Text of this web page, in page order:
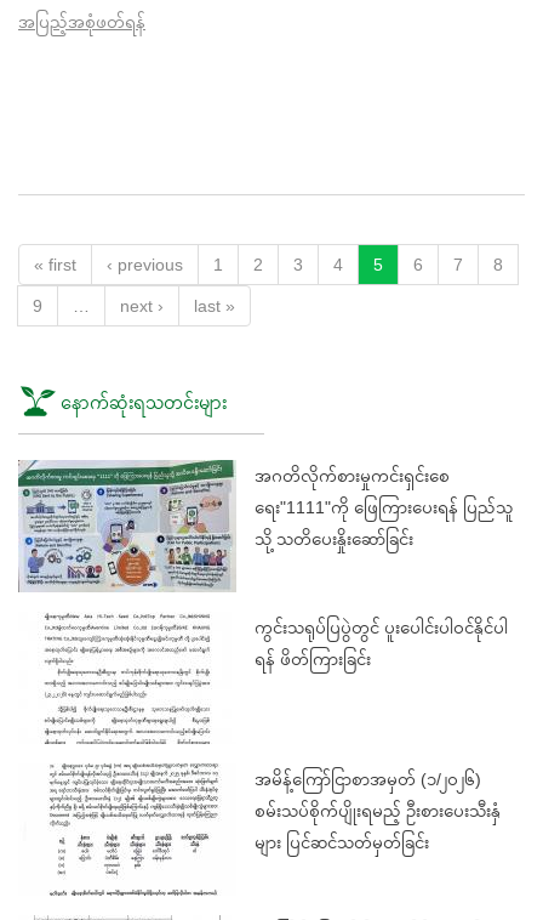
အပြည့်အစုံဖတ်ရန်
« first ‹ previous 1 2 3 4 5 6 7 8
9 next › last »
နောက်ဆုံးရသတင်းများ
အဂတိလိုက်စားမှုကင်းရှင်းစေ
ရေး"1111"ကို ဖြေကြားပေးရန် ပြည်သူ
သို့ သတိပေးနှိုးဆော်ခြင်း
ကွင်းသရုပ်ပြပွဲတွင် ပူးပေါင်းပါဝင်နိုင်ပါ
ရန် ဖိတ်ကြားခြင်း
အမိန့်ကြော်ငြာစာအမှတ် (၁/၂၀၂၆)
စမ်းသပ်စိုက်ပျိုးရမည့် ဦးစားပေးသီးနှံ
များ ပြင်ဆင်သတ်မှတ်ခြင်း